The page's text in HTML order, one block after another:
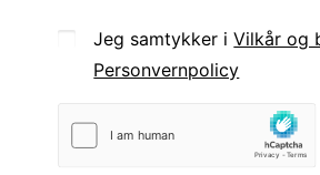
Jeg samtykker iVilkår og
Personvernpolicy